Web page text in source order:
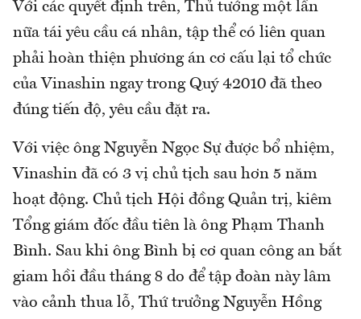
Với các quyết định trên, Thủ tướng một lần
nữa tái yêu cầu cá nhân, tập thể có liên quan
phải hoàn thiện phương án cơ cấu lại tổ chức
của Vinashin ngay trong Quý 42010 đã theo
đúng tiến độ, yêu cầu đặt ra.
Với việc ông Nguyễn Ngọc Sự được bổ nhiệm,
Vinashin đã có 3 vị chủ tịch sau hơn 5 năm
hoạt động. Chủ tịch Hội đồng Quản trị, kiêm
Tổng giám đốc đầu tiên là ông Phạm Thanh
Bình. Sau khi ông Bình bị cơ quan công an bắt
giam hồi đầu tháng 8 do để tập đoàn này lâm
vào cảnh thua lỗ, Thứ trưởng Nguyễn Hồng